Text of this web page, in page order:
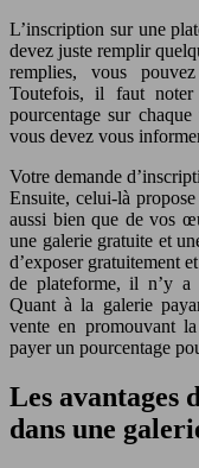
L’inscription sur une
devez juste remplir
remplies, vous
Toutefois, il faut
pourcentage sur
vous devez vous
Votre demande
Ensuite, celui-là
aussi bien que de vos
une galerie gratuite et
d’exposer gratuitement
de plateforme, il n’y a
Quant à la galerie
vente en promouvant
payer un pourcentage
Les avantages
dans une